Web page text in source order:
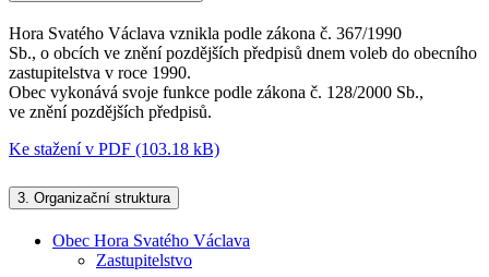
Hora Svatého Václava vznikla podle zákona č. 367/1990
Sb., o obcích ve znění pozdějších předpisů dnem voleb do obecního
zastupitelstva v roce 1990.
Obec vykonává svoje funkce podle zákona č. 128/2000 Sb.,
ve znění pozdějších předpisů.
Ke stažení v PDF (103.18 kB)
3. Organizační struktura
Obec Hora Svatého Václava
Zastupitelstvo